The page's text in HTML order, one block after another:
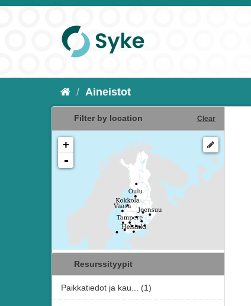
Aineistot
Filter by location Clear
+
-
Resurssityypit
Paikkatiedot ja kau... (1)